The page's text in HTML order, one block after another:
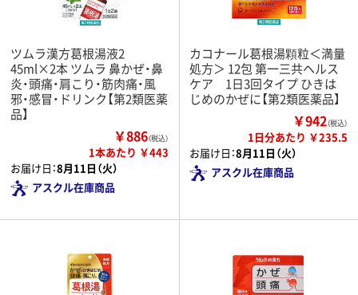
ツムラ漢方葛根湯液2
45ml×2本 ツムラ 鼻かぜ・鼻
炎・頭痛・肩こり・筋肉痛・風
邪・感冒・ドリンク【第2類医薬
品】
￥886（税込）
1本あたり ￥443
お届け日：8月11日（火）
アスクル在庫商品
カコナール葛根湯顆粒＜満量
処方＞ 12包 第一三共ヘルス
ケア 1日3回タイプ ひきは
じめのかぜに【第2類医薬品】
￥942（税込）
1日分あたり ￥235.5
お届け日：8月11日（火）
アスクル在庫商品